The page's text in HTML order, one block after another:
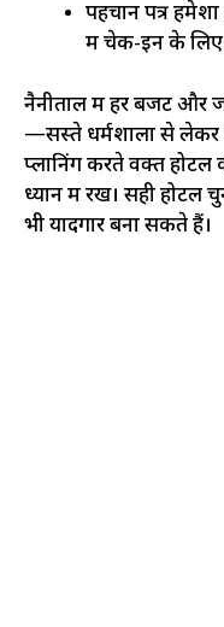
पहचान पत्र
में चेक-इन के
नैनीताल में हर बजट और
—सस्ते धर्मशाला से लेकर
प्लानिंग करते वक्त
ध्यान में रखें। सही होटल
भी यादगार बना सकते हैं।